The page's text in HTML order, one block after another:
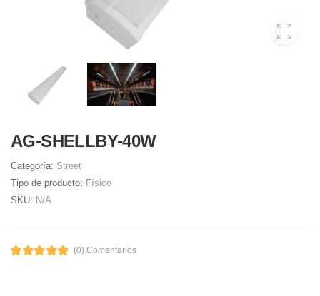
AG-SHELLBY-40W
Categoría: Street
Tipo de producto: Físico
SKU: N/A
(0) Comentarios